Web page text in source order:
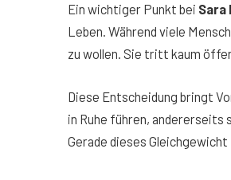
Ein wichtiger Punkt bei Sara
Leben. Während viele
zu wollen. Sie tritt kaum
Diese Entscheidung bringt
in Ruhe führen, andererseits
Gerade dieses